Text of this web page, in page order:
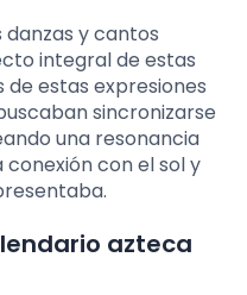
danzas y cantos
integral de estas
estas expresiones
sincronizarse
una resonancia
con el sol y
azteca